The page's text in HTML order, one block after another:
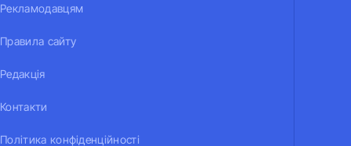
Рекламодавцям
Правила сайту
Редакція
Контакти
Політика конфіденційності